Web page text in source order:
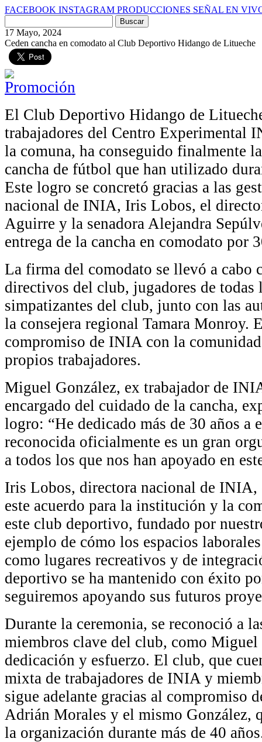
FACEBOOK INSTAGRAM PRODUCCIONES SEÑAL EN
por:
17 Mayo, 2024
Ceden cancha en comodato al Club Deportivo Hidango de Litueche
El Club Deportivo Hidango de
trabajadores del Centro Experimental
la comuna, ha conseguido finalmente
cancha de fútbol que han utilizado
Este logro se concretó gracias a las
nacional de INIA, Iris Lobos, el
Aguirre y la senadora Alejandra
entrega de la cancha en comodato por
La firma del comodato se llevó a cabo
directivos del club, jugadores de todas
simpatizantes del club, junto con las
la consejera regional Tamara Monroy.
compromiso de INIA con la
propios trabajadores.
Miguel González, ex trabajador de
encargado del cuidado de la cancha,
logro: “He dedicado más de 30 años a
reconocida oficialmente es un gran
a todos los que nos han apoyado en
Iris Lobos, directora nacional de INIA,
este acuerdo para la institución y la
este club deportivo, fundado por
ejemplo de cómo los espacios
como lugares recreativos y de
deportivo se ha mantenido con éxito
seguiremos apoyando sus futuros
Durante la ceremonia, se reconoció a
miembros clave del club, como Miguel
dedicación y esfuerzo. El club, que
mixta de trabajadores de INIA y
sigue adelante gracias al compromiso
Adrián Morales y el mismo González,
la organización durante más de 40